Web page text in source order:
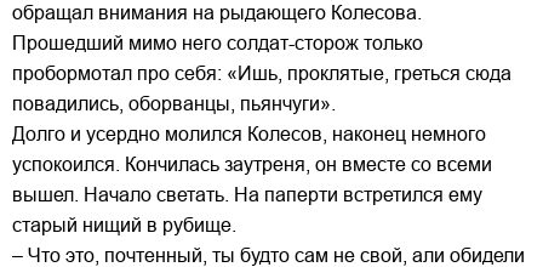
обращал внимания на рыдающего Колесова.
Прошедший мимо него солдат-сторож только
пробормотал про себя: «Ишь, проклятые, греться сюда
повадились, оборванцы, пьянчуги».
Долго и усердно молился Колесов, наконец немного
успокоился. Кончилась заутреня, он вместе со всеми
вышел. Начало светать. На паперти встретился ему
старый нищий в рубище.
– Что это, почтенный, ты будто сам не свой, али обидели